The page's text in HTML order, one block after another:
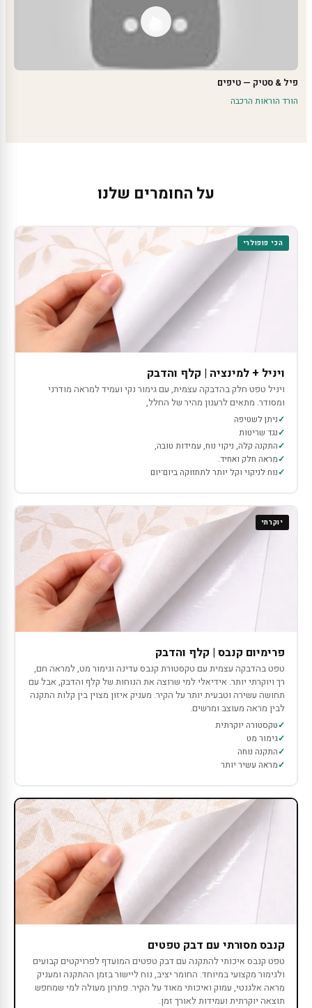
פיל & סטיק — טיפים
הורד הוראות הרכבה
על החומרים שלנו
הכי פופולרי
ויניל + למינציה | קלף והדבק
ויניל טפט חלק בהדבקה עצמית, עם גימור נקי ועמיד למראה מודרני
ומסודר. מתאים לרענון מהיר של החלל,
ניתן לשטיפה
נגד שריטות
התקנה קלה, ניקוי נוח, עמידות טובה,
מראה חלק ואחיד.
נוח לניקוי וקל יותר לתחזוקה ביום־יום
יוקרתי
פרימיום קנבס | קלף והדבק
טפט בהדבקה עצמית עם טקסטורת קנבס עדינה וגימור מט, למראה חם,
רך ויוקרתי יותר. אידיאלי למי שרוצה את הנוחות של קלף והדבק, אבל עם
תחושה עשירה וטבעית יותר על הקיר. מעניק איזון מצוין בין קלות התקנה
לבין מראה מעוצב ומרשים.
טקסטורה יוקרתית
גימור מט
התקנה נוחה
מראה עשיר יותר
קנבס מסורתי עם דבק טפטים
טפט קנבס איכותי להתקנה עם דבק טפטים המועדף לפרויקטים קבועים
ולגימור מקצועי במיוחד. החומר יציב, נוח ליישור בזמן ההתקנה ומעניק
מראה אלגנטי, עמוק ואיכותי מאוד על הקיר. פתרון מעולה למי שמחפש
תוצאה יוקרתית ועמידות לאורך זמן.